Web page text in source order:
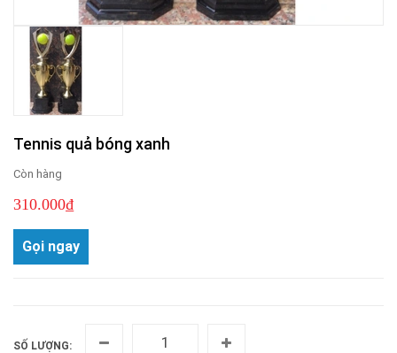
Tennis quả bóng xanh
Còn hàng
310.000₫
Gọi ngay
SỐ LƯỢNG: